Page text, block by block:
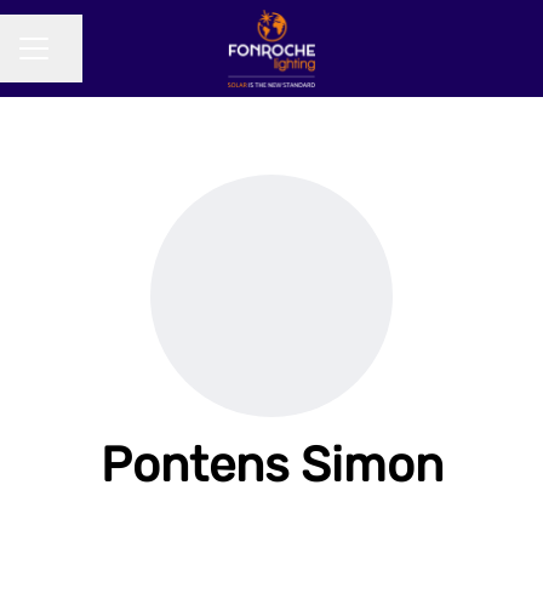
Pontens Simon